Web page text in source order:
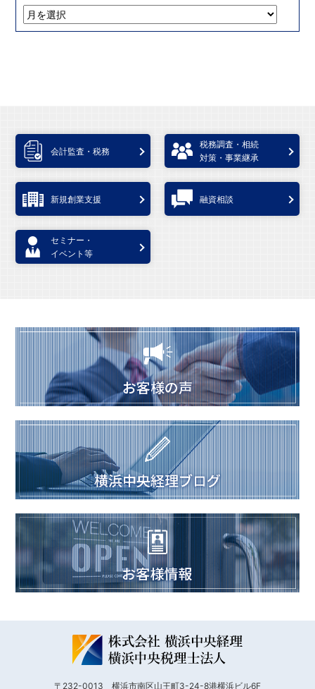
会計監査・税務
税務調査・相続
対策・事業継承
新規創業支援 融資相談
セミナー・
イベント等
〒232-0013 横浜市南区山王町3-24-8港横浜ビル6F